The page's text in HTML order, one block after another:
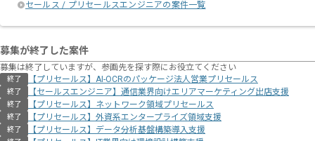
セールス / プリセールスエンジニアの案件一覧
募集が終了した案件
募集は終了していますが、参画先を探す際にお役立てください
終了 【プリセールス】AI-OCRのパッケージ法人営業プリセールス
終了 【セールスエンジニア】通信業界向けエリアマーケティング出店支援
終了 【プリセールス】ネットワーク領域プリセールス
終了 【プリセールス】外資系エンタープライズ領域支援
終了 【プリセールス】データ分析基盤構築導入支援